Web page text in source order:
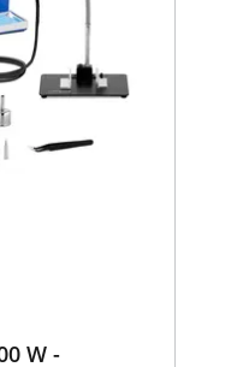
W -